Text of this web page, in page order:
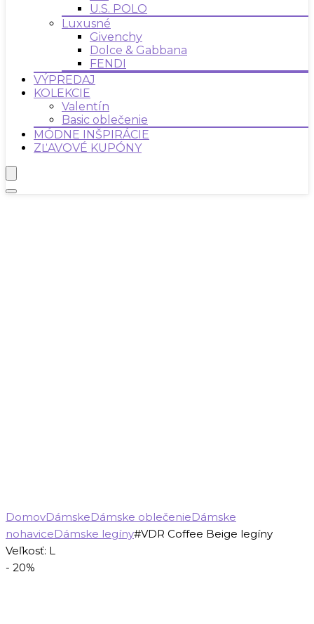
U.S. POLO
Luxusné
Givenchy
Dolce & Gabbana
FENDI
VÝPREDAJ
KOLEKCIE
Valentín
Basic oblečenie
MÓDNE INŠPIRÁCIE
ZĽAVOVÉ KUPÓNY
DomovDámskeDámske oblečenieDámske
nohaviceDámske legíny#VDR Coffee Beige legíny
Veľkosť: L
- 20%